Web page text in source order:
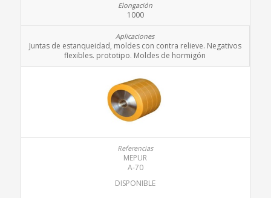
1000
Juntas de estanqueidad, moldes con contra relieve. Negativos
flexibles. prototipo. Moldes de hormigón
MEPUR
A-70
DISPONIBLE